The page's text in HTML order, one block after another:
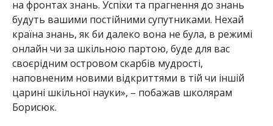
на фронтах знань. Успіхи та прагнення до знань
будуть вашими постійними супутниками. Нехай
країна знань, як би далеко вона не була, в режимі
онлайн чи за шкільною партою, буде для вас
своєрідним островом скарбів мудрості,
наповненим новими відкриттями в тій чи іншій
царині шкільної науки», – побажав школярам
Борисюк.